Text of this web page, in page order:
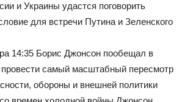
и Украины удастся поговорить
для встречи Путина и Зеленского
14:35 Борис Джонсон пообещал в
самый масштабный пересмотр
обороны и внешней политики